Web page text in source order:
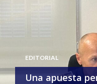
EDITORIAL
Una apuesta